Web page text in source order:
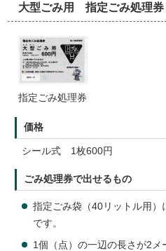
大型ごみ用 指定ごみ処理券
指定ごみ処理券
価格
シール式 1枚600円
ごみ処理券で出せるもの
指定ごみ袋（40リットル用）
です。
1個（点）の一辺の長さが2